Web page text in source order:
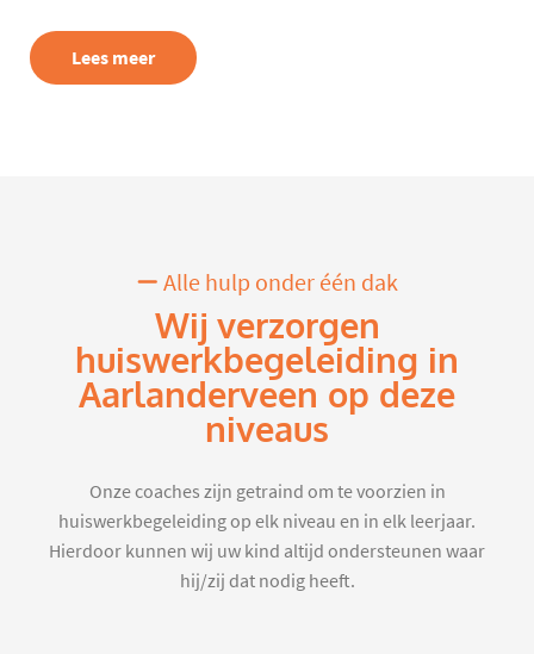
Lees meer
Alle hulp onder één dak
Wij verzorgen
huiswerkbegeleiding in
Aarlanderveen op deze
niveaus
Onze coaches zijn getraind om te voorzien in
huiswerkbegeleiding op elk niveau en in elk leerjaar.
Hierdoor kunnen wij uw kind altijd ondersteunen waar
hij/zij dat nodig heeft.